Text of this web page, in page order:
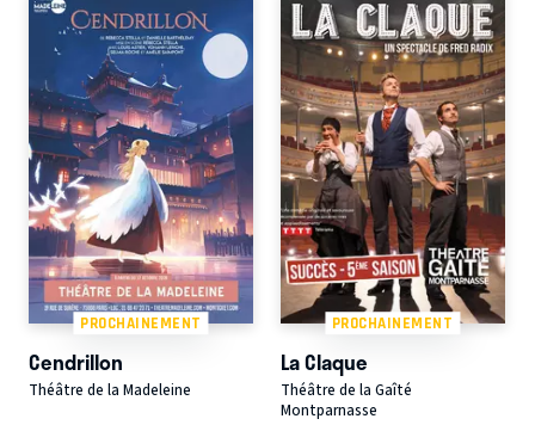
PROCHAINEMENT
Cendrillon
Théâtre de la Madeleine
PROCHAINEMENT
La Claque
Théâtre de la Gaîté
Montparnasse